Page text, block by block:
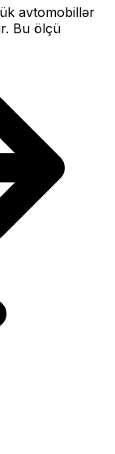
avtomobillər
Bu ölçü